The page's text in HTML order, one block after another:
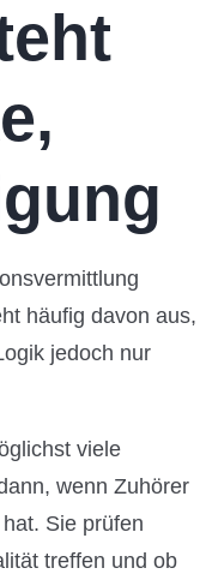
häufig davon aus,
jedoch nur
viele
wenn Zuhörer
Sie prüfen
treffen und ob